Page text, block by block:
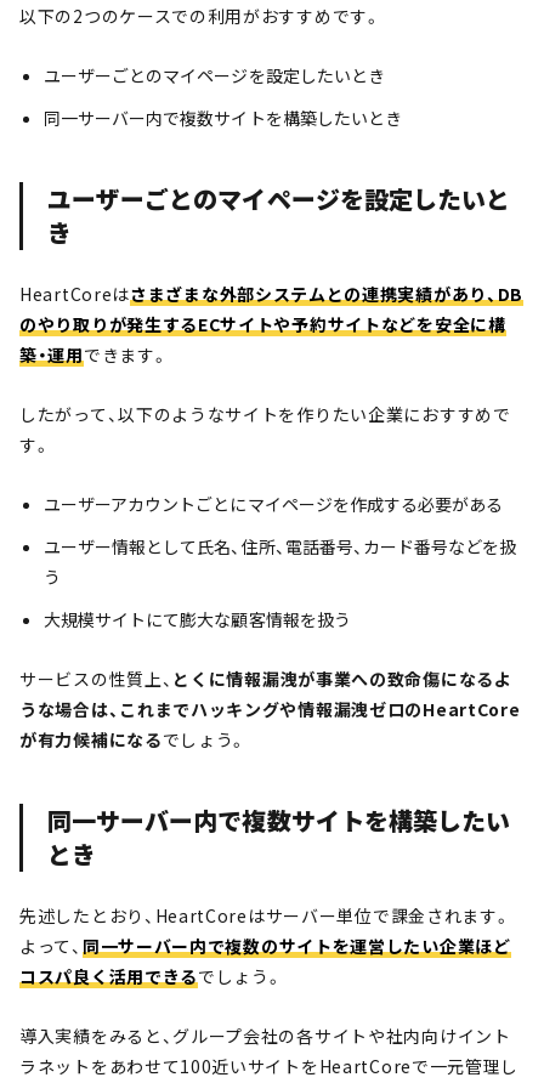
以下の2つのケースでの利用がおすすめです。
ユーザーごとのマイページを設定したいとき
同一サーバー内で複数サイトを構築したいとき
ユーザーごとのマイページを設定したいと
き
HeartCoreはさまざまな外部システムとの連携実績があり、DB
のやり取りが発生するECサイトや予約サイトなどを安全に構
築・運用できます。
したがって、以下のようなサイトを作りたい企業におすすめで
す。
ユーザーアカウントごとにマイページを作成する必要がある
ユーザー情報として氏名、住所、電話番号、カード番号などを扱
う
大規模サイトにて膨大な顧客情報を扱う
サービスの性質上、 とくに情報漏洩が事業への致命傷になるよ
うな場合は、これまでハッキングや情報漏洩ゼロのHeartCore
が有力候補になるでしょう。
同一サーバー内で複数サイトを構築したい
とき
先述したとおり、HeartCoreはサーバー単位で課金されます。
よって、 同一サーバー内で複数のサイトを運営したい企業ほど
コスパ良く活用できるでしょう。
導入実績をみると、グループ会社の各サイトや社内向けイント
ラネットをあわせて100近いサイトをHeartCoreで一元管理し